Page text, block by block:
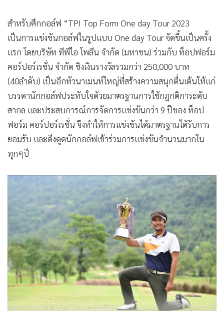
บริษัท ทีพีไอ โพลีน จำกัด (มหาชน) ขณะเดียวกันแชมป์ประเภท
นักกอล์ฟสมัครเล่น สัญชัย หาญปิยนันท์ คว้าถ้วยรางวัลเกียรติยศ
ไปครอง
สำหรับศึกกอล์ฟ “TPI Top Form One day Tour 2023
เป็นการแข่งขันกอล์ฟในรูปแบบ One day Tour จัดขึ้นเป็นครั้ง
แรก โดยบริษัท ทีพีไอ โพลีน จำกัด (มหาชน) ร่วมกับ ท็อปฟอร์ม
คอร์ปอร์เรชั่น จำกัด ชิงเงินรางวัลรวมกว่า 250,000 บาท
(40ลำดับ) เป็นอีกทัวนาเมนท์ใหญ่ที่สร้างความสนุกตื่นเต้นให้แก่
บรรดานักกอล์ฟประทับใจด้วยมาตรฐานการใช้กฎกติการะดับ
ฟอร์ม คอร์ปอร์เรชั่น จึงทำให้การแข่งขันได้มาตรฐานได้รับการ
ยอมรับ และดึงดูดนักกอล์ฟเข้าร่วมการแข่งขันจำนวนมากใน
ทุกๆปี